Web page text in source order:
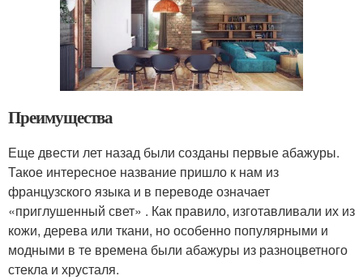
Преимущества
Еще двести лет назад были созданы первые абажуры.
Такое интересное название пришло к нам из
французского языка и в переводе означает
«приглушенный свет» . Как правило, изготавливали их из
кожи, дерева или ткани, но особенно популярными и
модными в те времена были абажуры из разноцветного
стекла и хрусталя.